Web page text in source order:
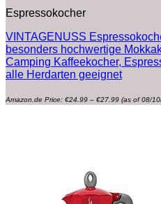
Espressokocher
VINTAGENUSS
besonders hochwertige
Camping Kaffeekocher,
alle Herdarten geeignet
Amazon.de Price: €24.99 – €27.99 €24.99
(as of 08/